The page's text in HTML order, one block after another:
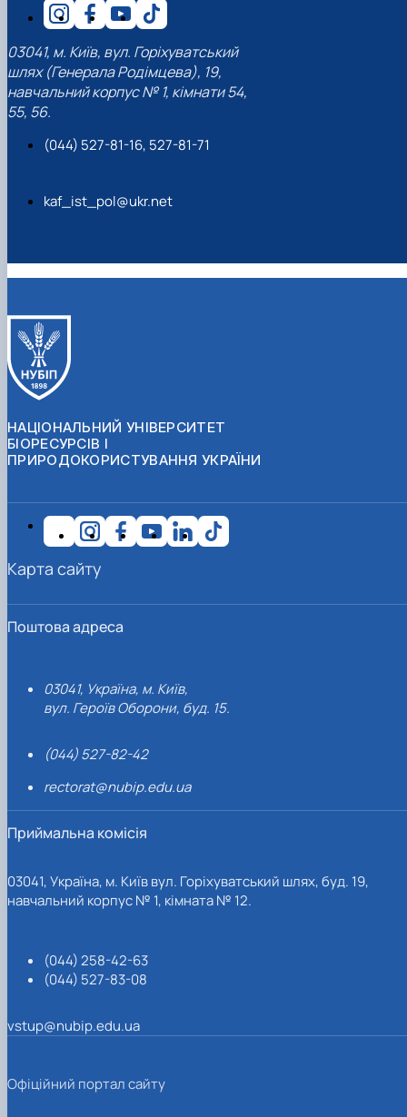
03041, м. Київ, вул. Горіхуватський
шлях (Генерала Родімцева), 19,
навчальний корпус № 1, кімнати 54,
55, 56.
(044) 527-81-16, 527-81-71
kaf_ist_pol@ukr.net
НАЦІОНАЛЬНИЙ УНІВЕРСИТЕТ
БІОРЕСУРСІВ І
ПРИРОДОКОРИСТУВАННЯ УКРАЇНИ
Поштова адреса
03041, Україна, м. Київ,
вул. Героїв Оборони, буд. 15.
(044) 527-82-42
rectorat@nubip.edu.ua
Приймальна комісія
03041, Україна, м. Київ вул. Горіхуватський шлях, буд. 19,
навчальний корпус № 1, кімната № 12.
(044) 258-42-63
(044) 527-83-08
vstup@nubip.edu.ua
Карта сайту
Офіційний портал сайту